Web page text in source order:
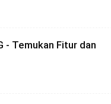
- Temukan Fitur dan